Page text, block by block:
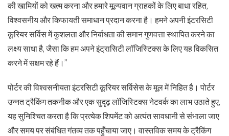
की खामियों को खत्म करना और हमारे मूल्यवान ग्राहकों के लिए बाधा रहित,
विश्वसनीय और किफायती समाधान प्रदान करना है। हमने अपनी इंटरसिटी
कूरियर सर्विस में कुशलता और निर्बाधता की समान गुणवत्ता स्थापित करने का
लक्ष्य साधा है, जैसा कि हम अपने इंट्रासिटी लॉजिस्टिक्स के लिए यह विकसित
करने में सक्षम रहे हैं।”
पोर्टर की विश्वसनीयता इंटरसिटी कूरियर सर्विसेस के मूल में निहित है। पोर्टर
उन्नत ट्रैकिंग तकनीक और एक सुदृढ़ लॉजिस्टिक्स नेटवर्क का लाभ उठाते हुए,
यह सुनिश्चित करता है कि प्रत्येक शिपमेंट को अत्यंत सावधानी से संभाला जाए
और समय पर संबंधित गंतव्य तक पहुँचाया जाए। वास्तविक समय के ट्रैकिंग